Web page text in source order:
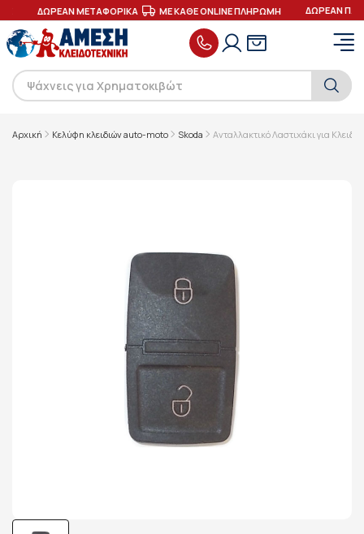
ΔΩΡΕΑΝ ΜΕΤΑΦΟΡΙΚΑ ΜΕ ΚΑΘΕ ONLINE ΠΛΗΡΩΜΗ ΔΩΡΕΑΝ
Αρχική Κελύφη κλειδιών auto-moto Skoda Ανταλλακτικό Λαστιχάκι για